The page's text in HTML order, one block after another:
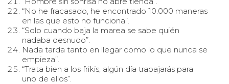
“No he fracasado, he encontrado 10.000 maneras
en las que esto no funciona”.
“Solo cuando baja la marea se sabe quién
nadaba desnudo”.
Nada tarda tanto en llegar como lo que nunca se
empieza”.
“Trata bien a los frikis, algún día trabajarás para
uno de ellos”.